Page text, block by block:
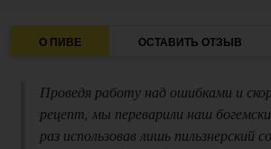
О ПИВЕ ОСТАВИТЬ ОТЗЫВ
Проведя работу над ошибками и
рецепт, мы переварили наш
раз использовав лишь пильзнерский